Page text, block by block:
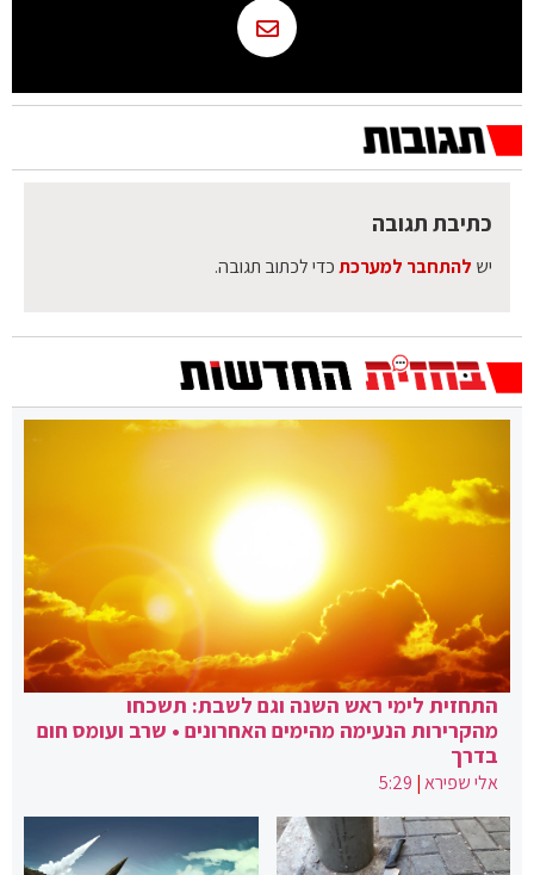
כתיבת תגובה
יש להתחבר למערכתכדי לכתוב תגובה.
התחזית לימי ראש השנה וגם לשבת: תשכחו
מהקרירות הנעימה מהימים האחרונים • שרב ועומס חום
בדרך
אלי שפירא|
5:29